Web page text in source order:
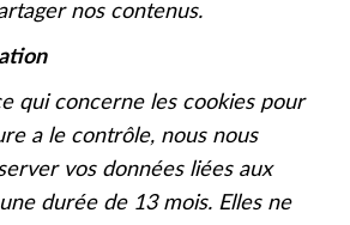
nos contenus.
qui concerne les cookies pour
a le contrôle, nous nous
vos données liées aux
durée de 13 mois. Elles ne